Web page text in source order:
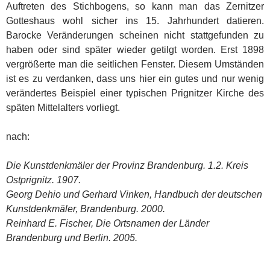
Auftreten des Stichbogens, so kann man das Zernitzer
Gotteshaus wohl sicher ins 15. Jahrhundert datieren.
Barocke Veränderungen scheinen nicht stattgefunden zu
haben oder sind später wieder getilgt worden. Erst 1898
vergrößerte man die seitlichen Fenster. Diesem Umständen
ist es zu verdanken, dass uns hier ein gutes und nur wenig
verändertes Beispiel einer typischen Prignitzer Kirche des
späten Mittelalters vorliegt.
nach:
Die Kunstdenkmäler der Provinz Brandenburg. 1.2. Kreis
Ostprignitz. 1907.
Georg Dehio und Gerhard Vinken, Handbuch der deutschen
Kunstdenkmäler, Brandenburg. 2000.
Reinhard E. Fischer, Die Ortsnamen der Länder
Brandenburg und Berlin. 2005.